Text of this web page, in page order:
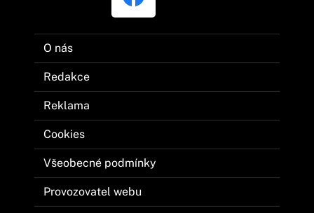
O nás
Redakce
Reklama
Cookies
Všeobecné podmínky
Provozovatel webu